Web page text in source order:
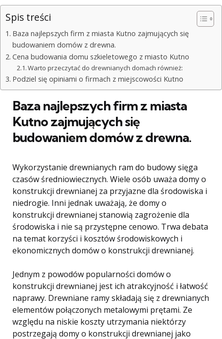
Spis treści
Baza najlepszych firm z miasta Kutno zajmujących się
budowaniem domów z drewna.
Cena budowania domu szkieletowego z miasto Kutno
Warto przeczytać do drewnianych domach również:
Podziel się opiniami o firmach z miejscowości Kutno
Baza najlepszych firm z miasta
Kutno zajmujących się
budowaniem domów z drewna.
Wykorzystanie drewnianych ram do budowy sięga
czasów średniowiecznych. Wiele osób uważa domy o
konstrukcji drewnianej za przyjazne dla środowiska i
niedrogie. Inni jednak uważają, że domy o
konstrukcji drewnianej stanowią zagrożenie dla
środowiska i nie są przystępne cenowo. Trwa debata
na temat korzyści i kosztów środowiskowych i
ekonomicznych domów o konstrukcji drewnianej.
Jednym z powodów popularności domów o
konstrukcji drewnianej jest ich atrakcyjność i łatwość
naprawy. Drewniane ramy składają się z drewnianych
elementów połączonych metalowymi prętami. Ze
względu na niskie koszty utrzymania niektórzy
postrzegają domy o konstrukcji drewnianej jako